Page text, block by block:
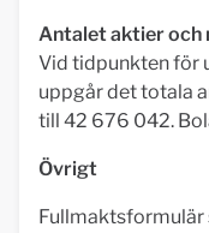
Antalet aktier och
Vid tidpunkten för
uppgår det totala
till 42 676 042.
Övrigt